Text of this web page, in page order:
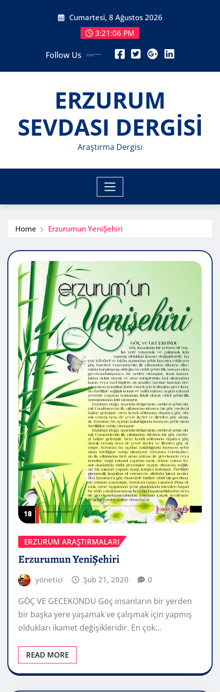
Cumartesi, 8 Ağustos 2026
3:21:07 PM
Follow Us
ERZURUM
SEVDASI DERGİSİ
Araştırma Dergisi
Home Erzurumun YeniŞehiri
ERZURUM ARAŞTIRMALARI
Erzurumun YeniŞehiri
yönetici Şub 21, 2020 0
GÖÇ VE GECEKONDU Göç insanların bir yerden
bir başka yere yaşamak ve çalışmak için yapmış
oldukları ikamet değişikleridir. En çok…
READ MORE